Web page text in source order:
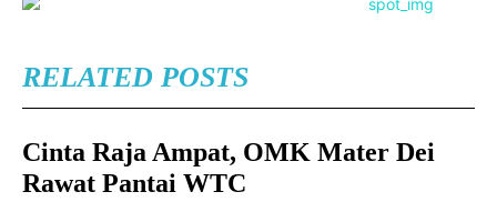
RELATED POSTS
Cinta Raja Ampat, OMK Mater Dei
Rawat Pantai WTC